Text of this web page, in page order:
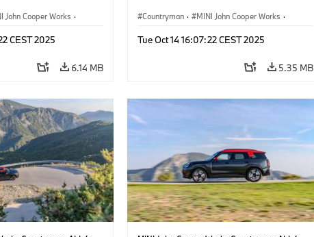
John Cooper Works ·
CEST 2025
6.14 MB
Countryman · MINI John Cooper Works ·
Tue Oct 14 16:07:22 CEST 2025
5.35 MB